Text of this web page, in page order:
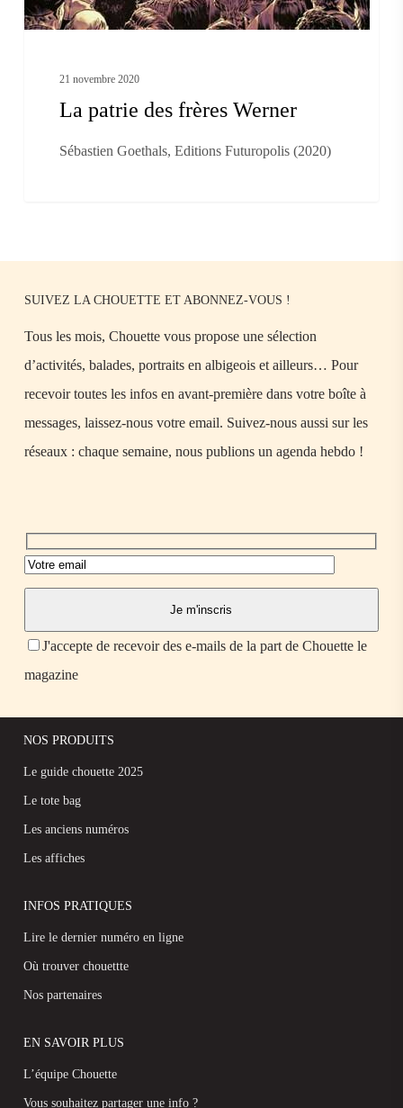
21 novembre 2020
La patrie des frères Werner
Sébastien Goethals, Editions Futuropolis (2020)
SUIVEZ LA CHOUETTE ET ABONNEZ-VOUS !
Tous les mois, Chouette vous propose une sélection
d’activités, balades, portraits en albigeois et ailleurs… Pour
recevoir toutes les infos en avant-première dans votre boîte à
messages, laissez-nous votre email. Suivez-nous aussi sur les
réseaux : chaque semaine, nous publions un agenda hebdo !
J'accepte de recevoir des e-mails de la part de Chouette le
magazine
NOS PRODUITS
Le guide chouette 2025
Le tote bag
Les anciens numéros
Les affiches
INFOS PRATIQUES
Lire le dernier numéro en ligne
Où trouver chouettte
Nos partenaires
EN SAVOIR PLUS
L’équipe Chouette
Vous souhaitez partager une info ?